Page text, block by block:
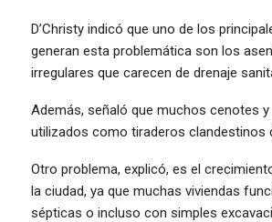
D’Christy indicó que uno de los
generan esta problemática son los
irregulares que carecen de drenaje
Además, señaló que muchos cenotes
utilizados como tiraderos clandestinos
Otro problema, explicó, es el
la ciudad, ya que muchas viviendas
sépticas o incluso con simples